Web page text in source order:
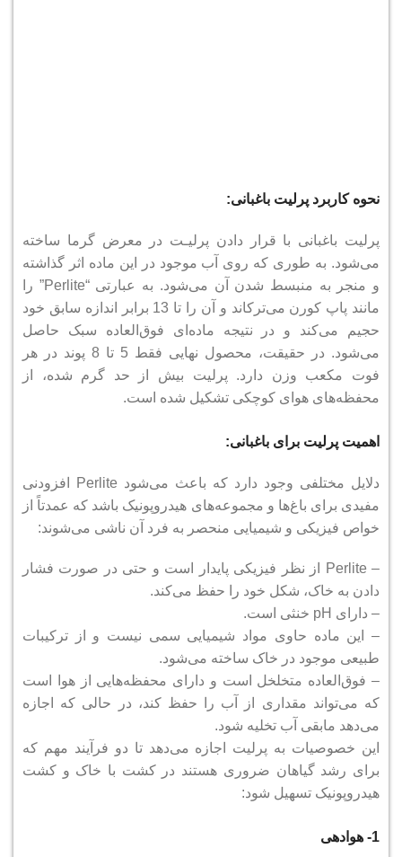
نحوه کاربرد پرلیت باغبانی:
پرلیت باغبانی با قرار دادن پرلیـت در معرض گرما ساخته
می‌شود. به طوری که روی آب موجود در این ماده اثر گذاشته
و منجر به منبسط شدن آن می‌شود.
به عبارتی “Perlite” را
مانند پاپ کورن می‌ترکاند و آن را تا 13 برابر اندازه سابق خود
حجیم می‌کند و در نتیجه ماده‌ای فوق‌العاده سبک حاصل
می‌شود.
در حقیقت، محصول نهایی فقط 5 تا 8 پوند در هر
فوت مکعب وزن دارد. پرلیت بیش از حد گرم شده، از
محفظه‌های هوای کوچکی تشکیل شده است.
اهمیت پرلیت برای باغبانی:
دلایل مختلفی وجود دارد که باعث می‌شود Perlite افزودنی
مفیدی برای باغ‌ها و مجموعه‌های هیدروپونیک باشد که عمدتاً از
خواص فیزیکی و شیمیایی منحصر به فرد آن ناشی می‌شوند:
– Perlite از نظر فیزیکی پایدار است و حتی در صورت فشار
دادن به خاک، شکل خود را حفظ می‌کند.
– دارای pH خنثی است.
– این ماده حاوی مواد شیمیایی سمی نیست و از ترکیبات
طبیعی موجود در خاک ساخته می‌شود.
– فوق‌العاده متخلخل است و دارای محفظه‌هایی از هوا است
که می‌تواند مقداری از آب را حفظ کند، در حالی که اجازه
می‌دهد مابقی آب تخلیه شود.
این خصوصیات به پرلیت اجازه می‌دهد تا دو فرآیند مهم که
برای رشد گیاهان ضروری هستند در کشت با خاک و کشت
هیدروپونیک تسهیل شود:
1- هوادهی